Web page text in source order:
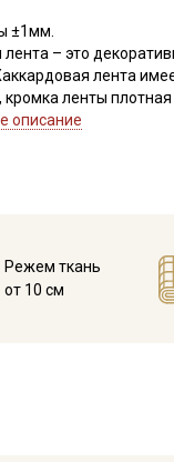
±1мм.
– это
лента
ленты
температура
описание
Режем ткань
от 10 см